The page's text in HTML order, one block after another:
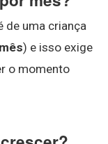
de uma criança
) e isso exige
o momento